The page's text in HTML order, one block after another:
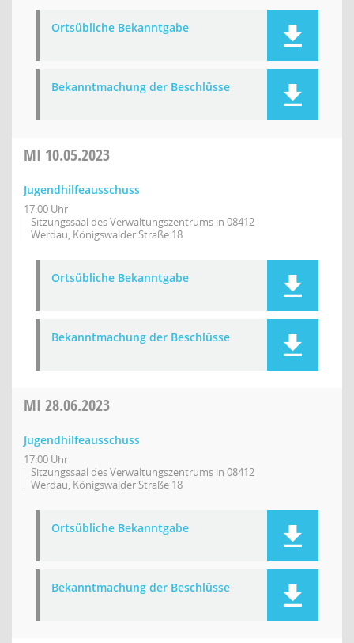
Ortsübliche Bekanntgabe
Bekanntmachung der Beschlüsse
MI 10.05.2023
Jugendhilfeausschuss
17:00 Uhr
Sitzungssaal des Verwaltungszentrums in 08412
Werdau, Königswalder Straße 18
Ortsübliche Bekanntgabe
Bekanntmachung der Beschlüsse
MI 28.06.2023
Jugendhilfeausschuss
17:00 Uhr
Sitzungssaal des Verwaltungszentrums in 08412
Werdau, Königswalder Straße 18
Ortsübliche Bekanntgabe
Bekanntmachung der Beschlüsse